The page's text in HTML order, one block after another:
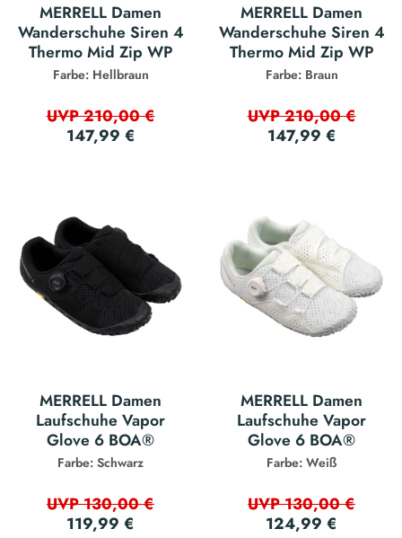
MERRELL Damen
Wanderschuhe Siren 4
Thermo Mid Zip WP
Farbe: Hellbraun
UVP 210,00 €
147,99 €
MERRELL Damen
Wanderschuhe Siren 4
Thermo Mid Zip WP
Farbe: Braun
UVP 210,00 €
147,99 €
MERRELL Damen
Laufschuhe Vapor
Glove 6 BOA®
Farbe: Schwarz
UVP 130,00 €
119,99 €
MERRELL Damen
Laufschuhe Vapor
Glove 6 BOA®
Farbe: Weiß
UVP 130,00 €
124,99 €